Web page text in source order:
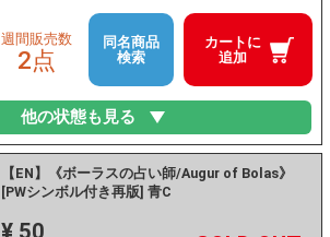
カートに
追加
週間販売数
2点
同名商品
検索
他の状態も見る
【EN】《ボーラスの占い師/Augur of Bolas》
[PWシンボル付き再版] 青C
¥ 50